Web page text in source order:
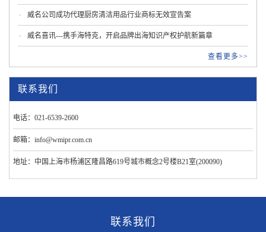
威名公司成功代理厨房清洁用品行业商标无效宣告案
威名喜讯---携手海特克，开启品牌出海知识产权护航新篇章
查看更多>>
联系我们
电话：021-6539-2600
邮箱：info@wmipr.com.cn
地址：中国上海市杨浦区隆昌路619号城市概念2号楼B21室(200090)
联系我们